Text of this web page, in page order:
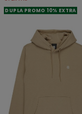
DUPLA PROMO 10% EXTRA